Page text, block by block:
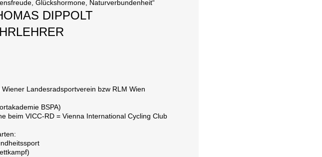
DIPPOLT
Glückshormone, Naturverbundenheit“
Landesradsportverein bzw RLM Wien
BSPA)
beim VICC-RD = Vienna International Cycling Club